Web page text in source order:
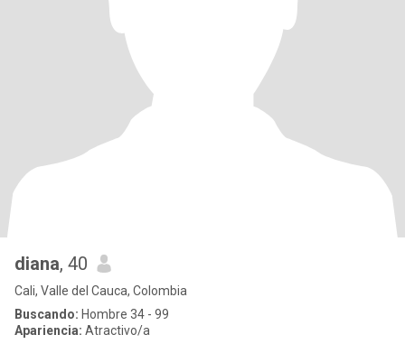
diana, 40
Cali, Valle del Cauca, Colombia
Buscando: Hombre 34 - 99
Apariencia: Atractivo/a